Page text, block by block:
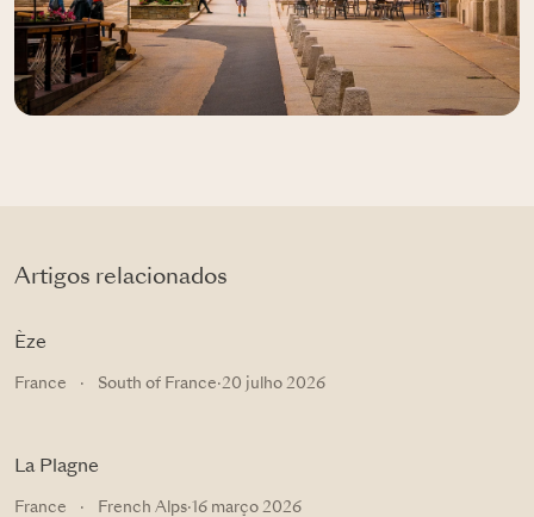
Artigos relacionados
Èze
France · South of France·20 julho 2026
La Plagne
France · French Alps·16 março 2026